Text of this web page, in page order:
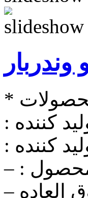
* نام محصول : رنگ مو * نام برند : وندربار * گروه محصولات
کننده :
کننده :
: –
العاده –